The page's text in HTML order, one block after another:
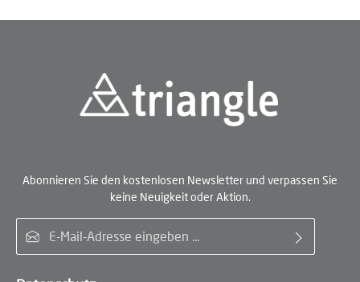
Abonnieren Sie den kostenlosen Newsletter und verpassen Sie
keine Neuigkeit oder Aktion.